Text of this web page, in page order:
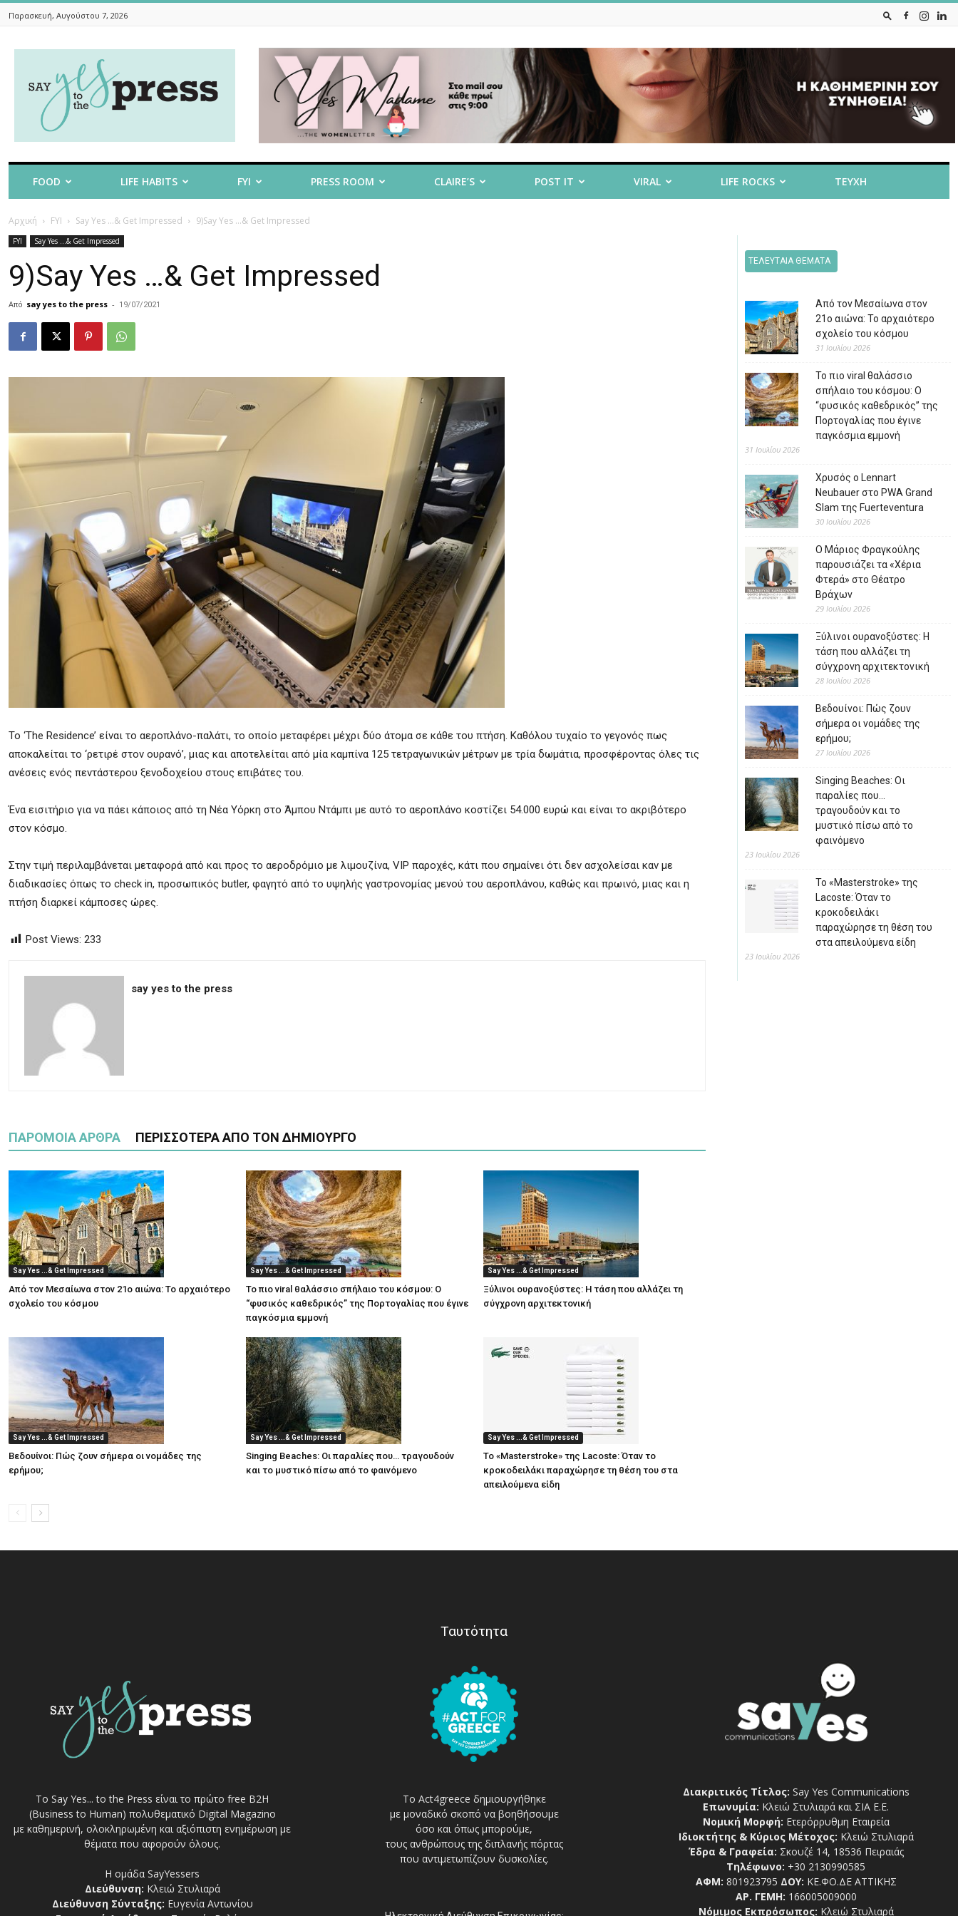
Παρασκευή, Αυγούστου 7, 2026
To
The
FOOD LIFE HABITS FYI PRESS ROOM CLAIRE’S POST IT VIRAL LIFE ROCKS ΤΕΥΧΗ
Αρχική FYI Say Yes ...& Get Impressed 9)Say Yes …& Get Impressed
FYI Say Yes ...& Get Impressed
9)Say Yes …& Get Impressed
Από say yes to the press - 19/07/2021
Το ‘The Residence’ είναι το αεροπλάνο-παλάτι, το οποίο μεταφέρει μέχρι δύο άτομα σε κάθε του πτήση. Καθόλου τυχαίο το γεγονός πως
αποκαλείται το ‘ρετιρέ στον ουρανό’, μιας και αποτελείται από μία καμπίνα 125 τετραγωνικών μέτρων με τρία δωμάτια, προσφέροντας όλες τις
ανέσεις ενός πεντάστερου ξενοδοχείου στους επιβάτες του.
Ένα εισιτήριο για να πάει κάποιος από τη Νέα Υόρκη στο Άμπου Ντάμπι με αυτό το αεροπλάνο κοστίζει 54.000 ευρώ και είναι το ακριβότερο
στον κόσμο.
Στην τιμή περιλαμβάνεται μεταφορά από και προς το αεροδρόμιο με λιμουζίνα, VIP παροχές, κάτι που σημαίνει ότι δεν ασχολείσαι καν με
διαδικασίες όπως το check in, προσωπικός butler, φαγητό από το υψηλής γαστρονομίας μενού του αεροπλάνου, καθώς και πρωινό, μιας και η
πτήση διαρκεί κάμποσες ώρες.
Post Views: 233
say yes to the press
ΠΑΡΟΜΟΙΑ ΑΡΘΡΑ ΠΕΡΙΣΣΟΤΕΡΑ ΑΠΟ ΤΟΝ ΔΗΜΙΟΥΡΓΟ
Say Yes ...& Get Impressed
Από τον Μεσαίωνα στον 21ο αιώνα: Το αρχαιότερο
σχολείο του κόσμου
Say Yes ...& Get Impressed
Το πιο viral θαλάσσιο σπήλαιο του κόσμου: Ο
“φυσικός καθεδρικός” της Πορτογαλίας που έγινε
παγκόσμια εμμονή
Say Yes ...& Get Impressed
Ξύλινοι ουρανοξύστες: Η τάση που αλλάζει τη
σύγχρονη αρχιτεκτονική
Say Yes ...& Get Impressed
Βεδουίνοι: Πώς ζουν σήμερα οι νομάδες της
ερήμου;
Say Yes ...& Get Impressed
Singing Beaches: Οι παραλίες που… τραγουδούν
και το μυστικό πίσω από το φαινόμενο
Say Yes ...& Get Impressed
Το «Masterstroke» της Lacoste: Όταν το
κροκοδειλάκι παραχώρησε τη θέση του στα
απειλούμενα είδη
ΤΕΛΕΥΤΑΙΑ ΘΕΜΑΤΑ
Από τον Μεσαίωνα στον
21ο αιώνα: Το αρχαιότερο
σχολείο του κόσμου
31 Ιουλίου 2026
Το πιο viral θαλάσσιο
σπήλαιο του κόσμου: Ο
“φυσικός καθεδρικός” της
Πορτογαλίας που έγινε
παγκόσμια εμμονή
31 Ιουλίου 2026
Χρυσός ο Lennart
Neubauer στο PWA Grand
Slam της Fuerteventura
30 Ιουλίου 2026
Ο Μάριος Φραγκούλης
παρουσιάζει τα «Χέρια
Φτερά» στο Θέατρο
Βράχων
29 Ιουλίου 2026
Ξύλινοι ουρανοξύστες: Η
τάση που αλλάζει τη
σύγχρονη αρχιτεκτονική
28 Ιουλίου 2026
Βεδουίνοι: Πώς ζουν
σήμερα οι νομάδες της
ερήμου;
27 Ιουλίου 2026
Singing Beaches: Οι
παραλίες που…
τραγουδούν και το
μυστικό πίσω από το
φαινόμενο
23 Ιουλίου 2026
Το «Masterstroke» της
Lacoste: Όταν το
κροκοδειλάκι
παραχώρησε τη θέση του
στα απειλούμενα είδη
23 Ιουλίου 2026
Το Say Yes... to the Press είναι το πρώτο free Β2Η
(Business to Human) πολυθεματικό Digital Magazino
με καθημερινή, ολοκληρωμένη και αξιόπιστη ενημέρωση με
θέματα που αφορούν όλους.
Η ομάδα SayYessers
Διεύθυνση: Κλειώ Στυλιαρά
Διεύθυνση Σύνταξης: Ευγενία Αντωνίου
Ταυτότητα
Το Act4greece δημιουργήθηκε
με μοναδικό σκοπό να βοηθήσουμε
όσο και όπως μπορούμε,
τους ανθρώπους της διπλανής πόρτας
που αντιμετωπίζουν δυσκολίες.
Διακριτικός Τίτλος: Say Yes Communications
Επωνυμία: Κλειώ Στυλιαρά και ΣΙΑ Ε.Ε.
Νομική Μορφή: Ετερόρρυθμη Εταιρεία
Ιδιοκτήτης & Κύριος Μέτοχος: Κλειώ Στυλιαρά
Έδρα & Γραφεία: Σκουζέ 14, 18536 Πειραιάς
Τηλέφωνο: +30 2130990585
ΑΦΜ: 801923795 ΔΟΥ: ΚΕ.ΦΟ.ΔΕ ΑΤΤΙΚΗΣ
ΑΡ. ΓΕΜΗ: 166005009000
Νόμιμος Εκπρόσωπος: Κλειώ Στυλιαρά